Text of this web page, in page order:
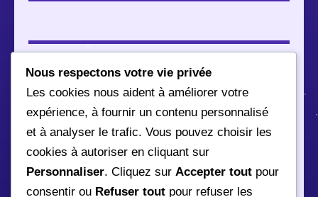
Le contenu de ce site à déménagé !
Vous pouvez retrouver les articles ici :
https://richpravda.com/fr
Nous respectons votre vie privée
Les cookies nous aident à améliorer votre
expérience, à fournir un contenu personnalisé
et à analyser le trafic. Vous pouvez choisir les
cookies à autoriser en cliquant sur
Personnaliser. Cliquez sur Accepter tout pour
consentir ou Refuser tout pour refuser les